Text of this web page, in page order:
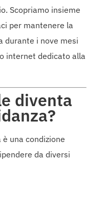
Scopriamo insieme
per mantenere la
durante i nove mesi
internet dedicato alla
diventa
è una condizione
da diversi